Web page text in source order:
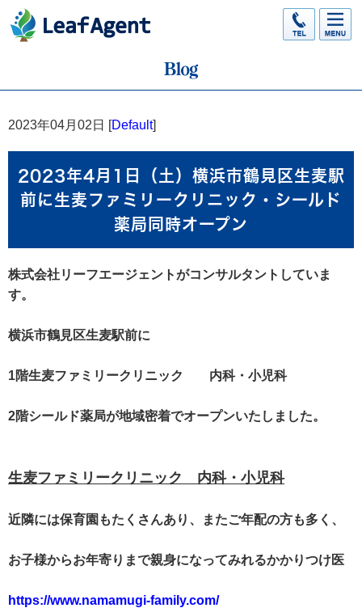
2023年04月02日 [Default]
2023年4月1日（土）横浜市鶴見区生麦駅
前に生麦ファミリークリニック・シールド
薬局同時オープン
株式会社リーフエージェントがコンサルタントしていま
す。
横浜市鶴見区生麦駅前に
1階生麦ファミリークリニック 内科・小児科
2階シールド薬局が地域密着でオープンいたしました。
生麦ファミリークリニック 内科・小児科
近隣には保育園もたくさんあり、またご年配の方も多く、
お子様からお年寄りまで親身になってみれるかかりつけ医
https://www.namamugi-family.com/